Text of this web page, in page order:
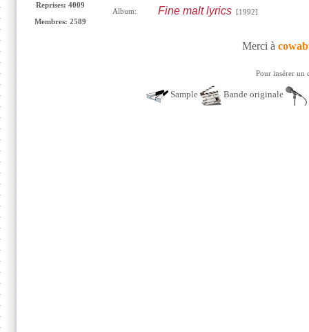
Reprises: 4009
Membres: 2589
Album: Fine malt lyrics[1992]
Merci à
Pour insérer un
Sample Bande originale